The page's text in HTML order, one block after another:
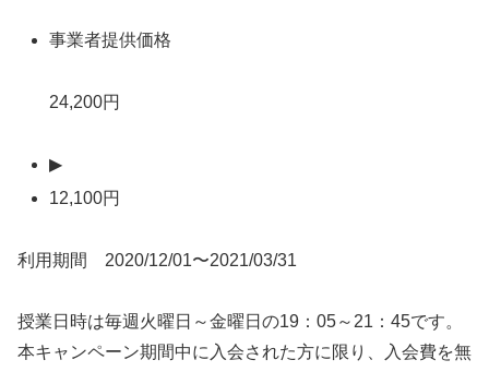
事業者提供価格
24,200円
▶
12,100円
利用期間 2020/12/01〜2021/03/31
授業日時は毎週火曜日～金曜日の19：05～21：45です。
本キャンペーン期間中に入会された方に限り、入会費を無